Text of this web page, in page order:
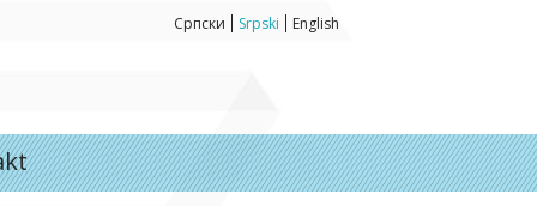
Српски Srpski English